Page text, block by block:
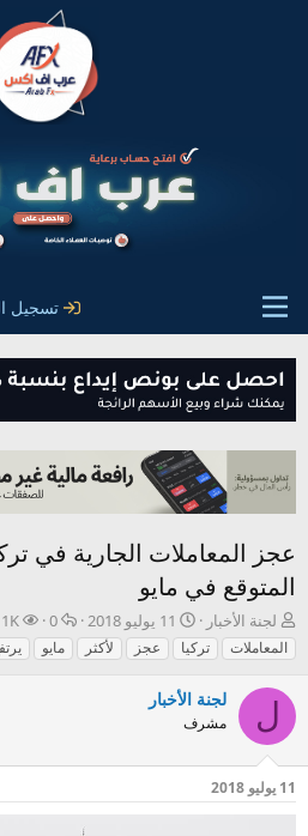
تسجيل
عجز المعاملات الجارية في
المتوقع في مايو
ب
ا
د
ئ
ا
ل
م
و
ض
لجنة الأخبار
ت
ا
ر
خ
ب
11 يوليو 2018
ا
ل
ر
0
ا
ل
م
ا
1K
المعاملات
تركيا عجز لأكثر مايو
ل لجنة الأخبار
مشرف
11 يوليو 2018